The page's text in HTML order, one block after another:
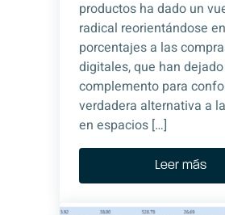
productos ha dado un
radical reorientándose
porcentajes a las
digitales, que han
complemento para
verdadera alternativa a
en espacios […]
Leer más